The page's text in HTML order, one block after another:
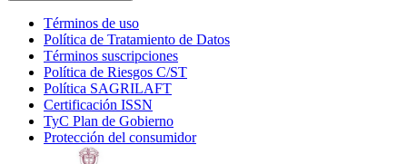
Términos de uso
in
new
window
Política de Tratamiento de Datos
Términos suscripciones
in
Política de Riesgos C/ST
Política SAGRILAFT
new
window
Certificación ISSN
in
new
TyC Plan de Gobierno
in
Protección del consumidorOpens